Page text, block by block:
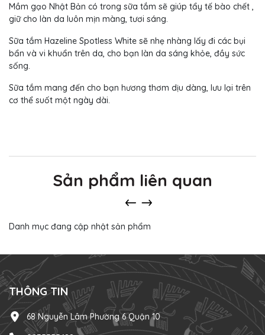
Mầm gạo Nhật Bản có trong sữa tắm sẽ giúp tẩy tế bào chết ,
giữ cho làn da luôn mịn màng, tươi sáng.
Sữa tắm Hazeline Spotless White sẽ nhẹ nhàng lấy đi các bụi
bẩn và vi khuẩn trên da, cho bạn làn da sáng khỏe, đầy sức
sống.
Sữa tắm mang đến cho bạn hương thơm dịu dàng, lưu lại trên
cơ thể suốt một ngày dài.
Sản phẩm liên quan
Danh mục đang cập nhật sản phẩm
THÔNG TIN
68 Nguyễn Lâm Phường 6 Quận 10